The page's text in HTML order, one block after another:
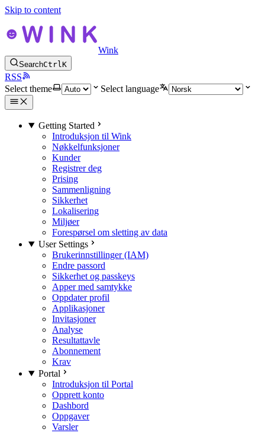
Skip to content
Wink
SearchCtrlK
RSS
Select theme
Select language
Getting Started
Introduksjon til Wink
Nøkkelfunksjoner
Kunder
Registrer deg
Prising
Sammenligning
Sikkerhet
Lokalisering
Miljøer
Forespørsel om sletting av data
User Settings
Brukerinnstillinger (IAM)
Endre passord
Sikkerhet og passkeys
Apper med samtykke
Oppdater profil
Applikasjoner
Invitasjoner
Analyse
Resultattavle
Abonnement
Krav
Portal
Introduksjon til Portal
Opprett konto
Dashbord
Oppgaver
Varsler